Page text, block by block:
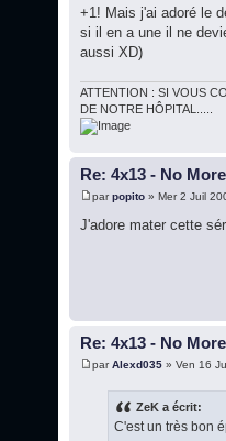
+1! Mais j'ai adoré le
si il en a une il ne
aussi XD)
ATTENTION : SI VOUS
DE NOTRE HÔPITAL.....
Re: 4x13 - No
parpopito » Mer 2 Juil
J'adore mater cette
Re: 4x13 - No
parAlexd035 » Ven 16
ZeK a écrit:
C'est un très bon